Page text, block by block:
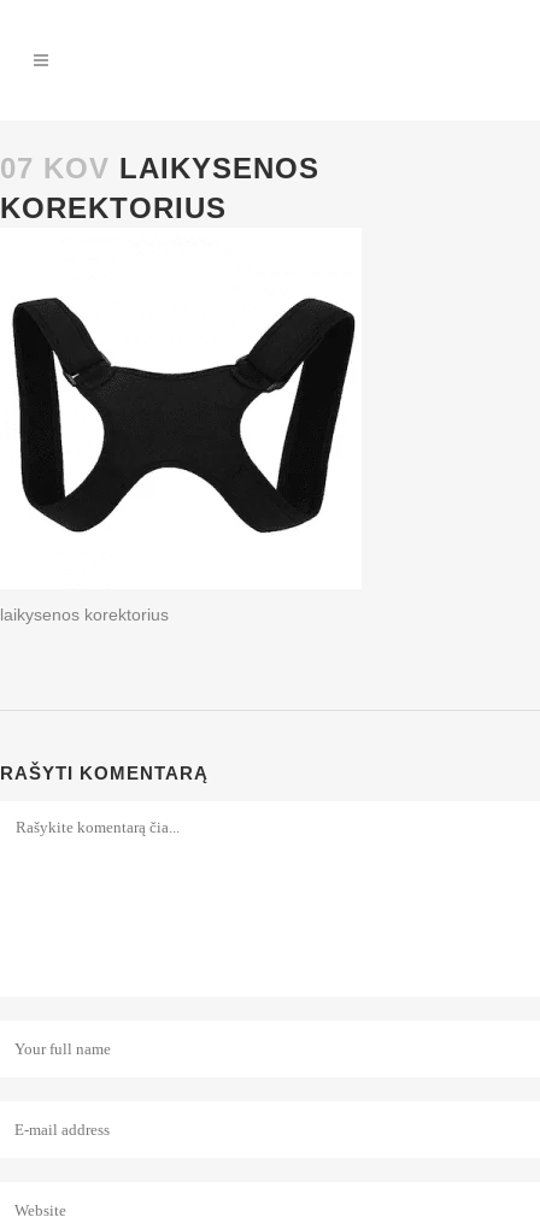
07 KOV LAIKYSENOS
KOREKTORIUS
laikysenos korektorius
RAŠYTI KOMENTARĄ